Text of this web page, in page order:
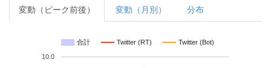
変動（ピーク前後） 変動（月別） 分布
合計 Twitter (RT) Twitter (Bot)
10.0